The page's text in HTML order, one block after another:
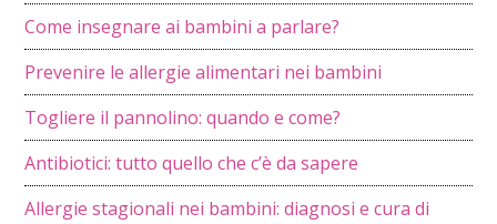
Come insegnare ai bambini a parlare?
Prevenire le allergie alimentari nei bambini
Togliere il pannolino: quando e come?
Antibiotici: tutto quello che c’è da sapere
Allergie stagionali nei bambini: diagnosi e cura di